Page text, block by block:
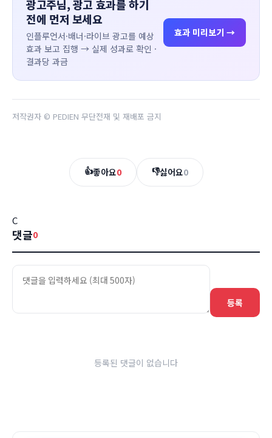
광고주님, 광고 효과를 하기
전에 먼저 보세요
인플루언서·배너·라이브 광고를 예상
효과 보고 집행 → 실제 성과로 확인 ·
결과당 과금
효과 미리보기 →
저작권자 © PEDIEN 무단전재 및 재배포 금지
👍좋아요0 👎싫어요0
C
댓글0
등록
등록된 댓글이 없습니다